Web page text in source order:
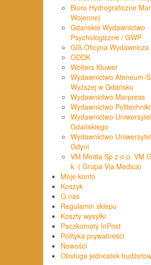
Biuro Hydrograficzne
Wojennej
Gdańskie Wydawnictwo
Psychologiczne / GWP
GiS Oficyna Wydawnicza
ODDK
Wolters Kluwer
Wydawnictwo Ateneum-
Wyższej w Gdańsku
Wydawnictwo Marpress
Wydawnictwo
Wydawnictwo
Gdańskiego
Wydawnictwo
Gdyni
VM Media Sp z o.o. VM
k. ( Grupa Via Medica)
Moje konto
Koszyk
O nas
Regulamin sklepu
Koszty wysyłki
Paczkomaty InPost
Polityka prywatności
Nowości
Obsługa jednostek